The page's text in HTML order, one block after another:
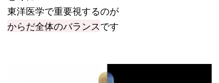
東洋医学で重要視するのが
からだ全体のバランスです